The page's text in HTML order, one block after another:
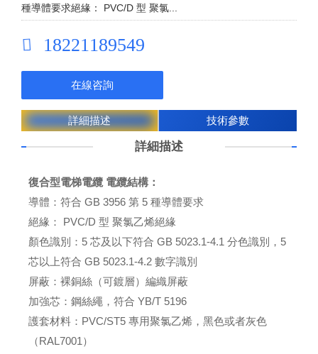
種導體要求絕緣： PVC/D 型 聚氯...
18221189549
在線咨詢
詳細描述 技術參數
詳細描述
復合型電梯電纜 電纜結構：
導體：符合 GB 3956 第 5 種導體要求
絕緣： PVC/D 型 聚氯乙烯絕緣
顏色識別：5 芯及以下符合 GB 5023.1-4.1 分色識別，5
芯以上符合 GB 5023.1-4.2 數字識別
屏蔽：裸銅絲（可鍍層）編織屏蔽
加強芯：鋼絲繩，符合 YB/T 5196
護套材料：PVC/ST5 專用聚氯乙烯，黑色或者灰色
（RAL7001）